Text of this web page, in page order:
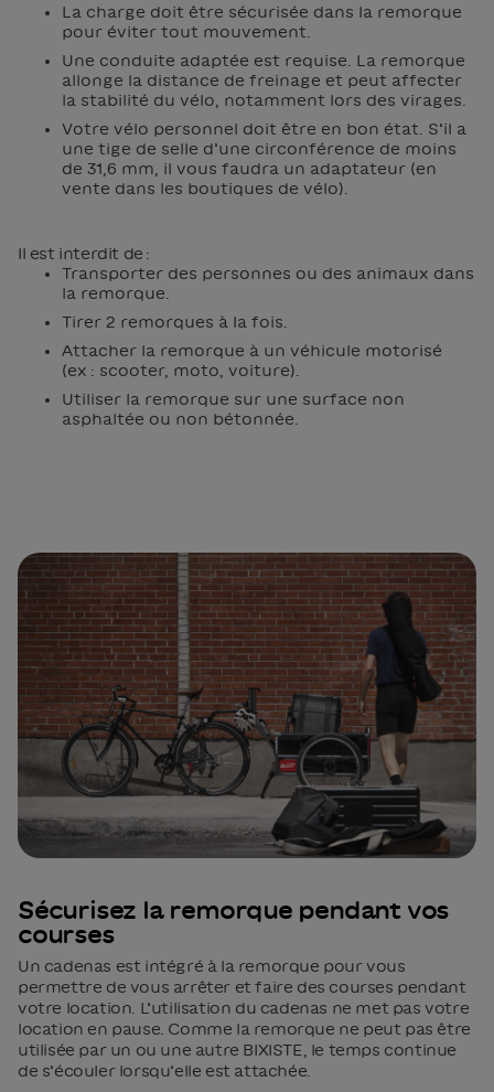
La charge doit être sécurisée dans la remorque
pour éviter tout mouvement.
Une conduite adaptée est requise. La remorque
allonge la distance de freinage et peut affecter
la stabilité du vélo, notamment lors des virages.
Votre vélo personnel doit être en bon état. S’il a
une tige de selle d’une circonférence de moins
de 31,6 mm, il vous faudra un adaptateur (en
vente dans les boutiques de vélo).
Il est interdit de :
Transporter des personnes ou des animaux dans
la remorque.
Tirer 2 remorques à la fois.
Attacher la remorque à un véhicule motorisé
(ex : scooter, moto, voiture).
Utiliser la remorque sur une surface non
asphaltée ou non bétonnée.
Sécurisez la remorque pendant vos
courses
Un cadenas est intégré à la remorque pour vous
permettre de vous arrêter et faire des courses pendant
votre location. L’utilisation du cadenas ne met pas votre
location en pause. Comme la remorque ne peut pas être
utilisée par un ou une autre BIXISTE, le temps continue
de s’écouler lorsqu’elle est attachée.